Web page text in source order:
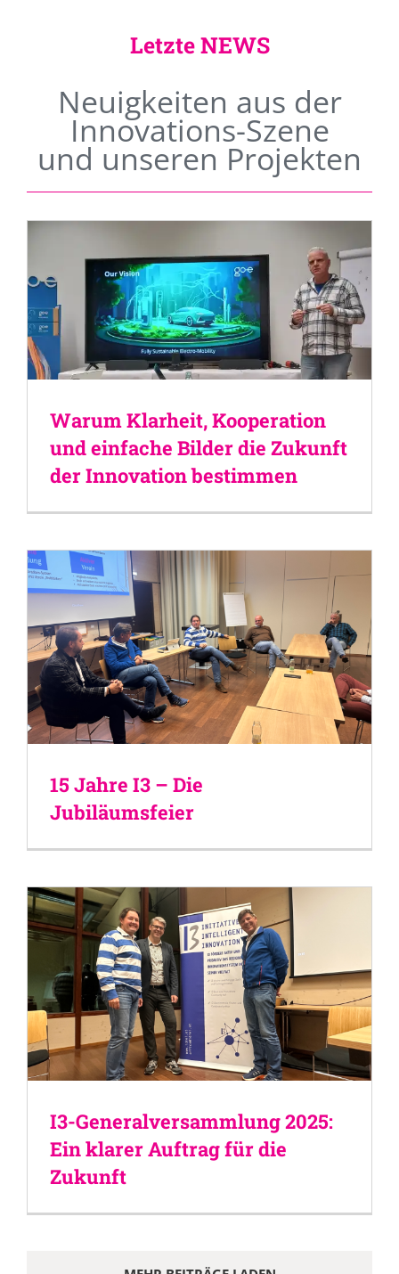
Letzte NEWS
Neuigkeiten aus der
Innovations-Szene
und unseren Projekten
Warum Klarheit, Kooperation
und einfache Bilder die Zukunft
der Innovation bestimmen
15 Jahre I3 – Die
Jubiläumsfeier
I3-Generalversammlung 2025:
Ein klarer Auftrag für die
Zukunft